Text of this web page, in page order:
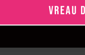
VREAU